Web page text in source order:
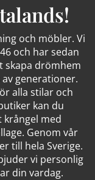
och möbler. Vi
och har sedan
skapa drömhem
generationer.
alla stilar och
kan du
krångel med
Genom vår
till hela Sverige.
vi personlig
din vardag.